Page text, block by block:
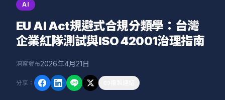
AI
EU AI Act規避式合規分類學：台灣
企業紅隊測試與ISO 42001治理指南
洞察發布2026年4月21日
分享 ：